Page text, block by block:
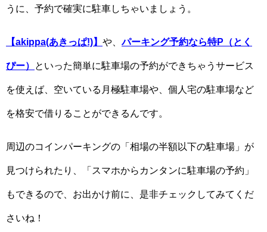
うに、予約で確実に駐車しちゃいましょう。
【akippa(あきっぱ!)】 や、 パーキング予約なら特P（とく
ぴー） といった簡単に駐車場の予約ができちゃうサービス
を使えば、空いている月極駐車場や、個人宅の駐車場など
を格安で借りることができるんです。
周辺のコインパーキングの「相場の半額以下の駐車場」が
見つけられたり、「スマホからカンタンに駐車場の予約」
もできるので、お出かけ前に、是非チェックしてみてくだ
さいね！